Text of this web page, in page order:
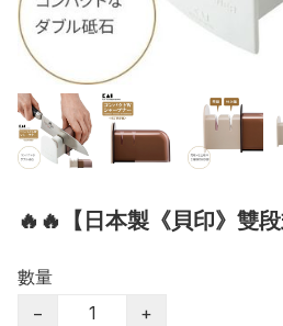
🔥🔥【日本製《貝印》雙段
數量
−
+